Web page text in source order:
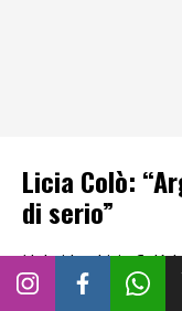
Licia Colò:
di serio”
Nel video Licia Colò
eccessiva importanza